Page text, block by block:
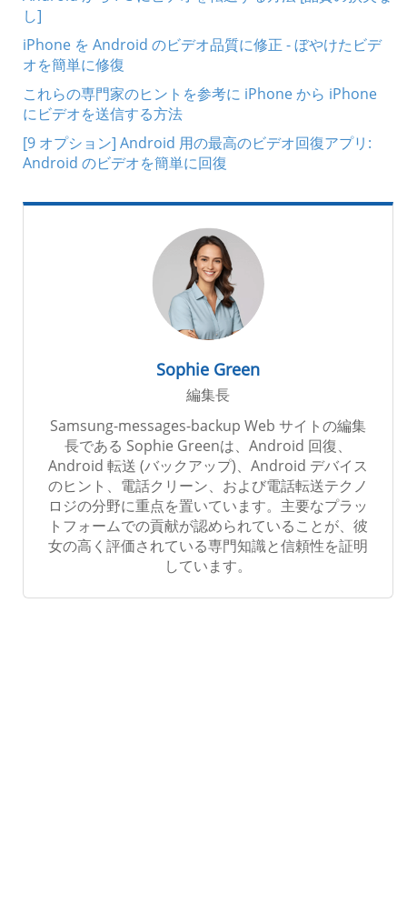
し]
iPhone を Android のビデオ品質に修正 - ぼやけたビデ
オを簡単に修復
これらの専門家のヒントを参考に iPhone から iPhone
にビデオを送信する方法
[9 オプション] Android 用の最高のビデオ回復アプリ:
Android のビデオを簡単に回復
Sophie Green
編集長
Samsung-messages-backup Web サイトの編集
長である Sophie Greenは、Android 回復、
Android 転送 (バックアップ)、Android デバイス
のヒント、電話クリーン、および電話転送テクノ
ロジの分野に重点を置いています。主要なプラッ
トフォームでの貢献が認められていることが、彼
女の高く評価されている専門知識と信頼性を証明
しています。